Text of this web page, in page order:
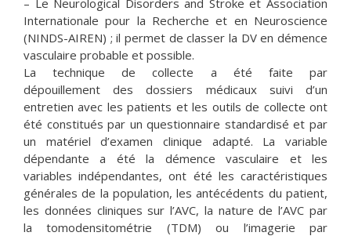
– Le Neurological Disorders and Stroke et Association
Internationale pour la Recherche et en Neuroscience
(NINDS-AIREN) ; il permet de classer la DV en démence
vasculaire probable et possible.
La technique de collecte a été faite par
dépouillement des dossiers médicaux suivi d’un
entretien avec les patients et les outils de collecte ont
été constitués par un questionnaire standardisé et par
un matériel d’examen clinique adapté. La variable
dépendante a été la démence vasculaire et les
variables indépendantes, ont été les caractéristiques
générales de la population, les antécédents du patient,
les données cliniques sur l’AVC, la nature de l’AVC par
la tomodensitométrie (TDM) ou l’imagerie par